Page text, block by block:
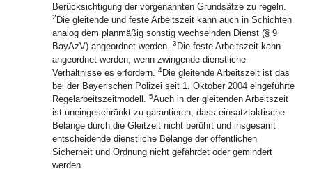
Berücksichtigung der vorgenannten Grundsätze zu regeln.
2 Die gleitende und feste Arbeitszeit kann auch in Schichten
analog dem planmäßig sonstig wechselnden Dienst (§ 9
BayAzV) angeordnet werden. 3 Die feste Arbeitszeit kann
angeordnet werden, wenn zwingende dienstliche
Verhältnisse es erfordern. 4Die gleitende Arbeitszeit ist das
bei der Bayerischen Polizei seit 1. Oktober 2004 eingeführte
Regelarbeitszeitmodell. 5Auch in der gleitenden Arbeitszeit
ist uneingeschränkt zu garantieren, dass einsatztaktische
Belange durch die Gleitzeit nicht berührt und insgesamt
entscheidende dienstliche Belange der öffentlichen
Sicherheit und Ordnung nicht gefährdet oder gemindert
werden.